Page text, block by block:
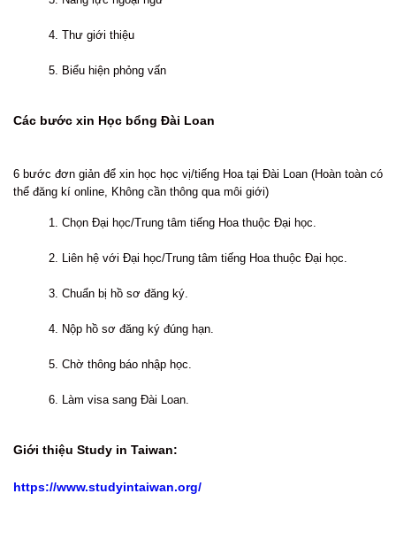
4. Thư giới thiệu
5. Biểu hiện phỏng vấn
Các bước xin Học bổng Đài Loan
6 bước đơn giản để xin học học vị/tiếng Hoa tại Đài Loan (Hoàn toàn có
thể đăng kí online, Không cần thông qua môi giới)
1. Chọn Đại học/Trung tâm tiếng Hoa thuộc Đại học.
2. Liên hệ với Đại học/Trung tâm tiếng Hoa thuộc Đại học.
3. Chuẩn bị hồ sơ đăng ký.
4. Nộp hồ sơ đăng ký đúng hạn.
5. Chờ thông báo nhập học.
6. Làm visa sang Đài Loan.
Giới thiệu Study in Taiwan:
https://www.studyintaiwan.org/